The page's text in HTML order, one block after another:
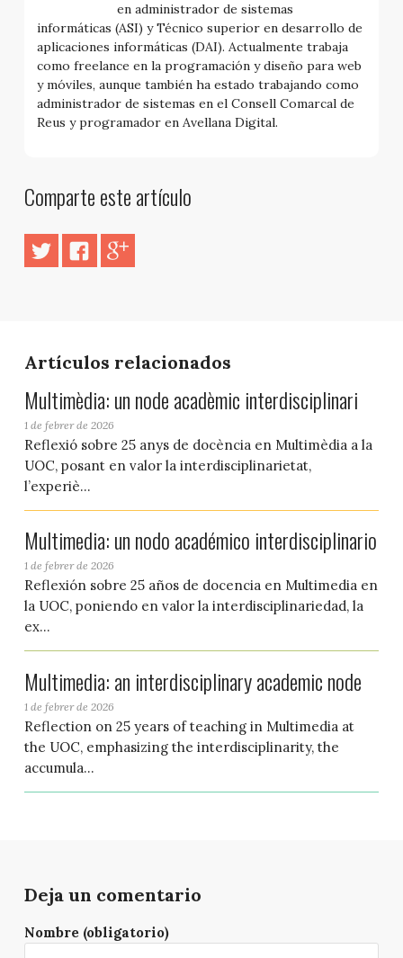
en administrador de sistemas
informáticas (ASI) y Técnico superior en desarrollo de
aplicaciones informáticas (DAI). Actualmente trabaja
como freelance en la programación y diseño para web
y móviles, aunque también ha estado trabajando como
administrador de sistemas en el Consell Comarcal de
Reus y programador en Avellana Digital.
Comparte este artículo
Artículos relacionados
Multimèdia: un node acadèmic interdisciplinari
1 de febrer de 2026
Reflexió sobre 25 anys de docència en Multimèdia a la
UOC, posant en valor la interdisciplinarietat,
l’experiè...
Multimedia: un nodo académico interdisciplinario
1 de febrer de 2026
Reflexión sobre 25 años de docencia en Multimedia en
la UOC, poniendo en valor la interdisciplinariedad, la
ex...
Multimedia: an interdisciplinary academic node
1 de febrer de 2026
Reflection on 25 years of teaching in Multimedia at
the UOC, emphasizing the interdisciplinarity, the
accumula...
Deja un comentario
Nombre (obligatorio)